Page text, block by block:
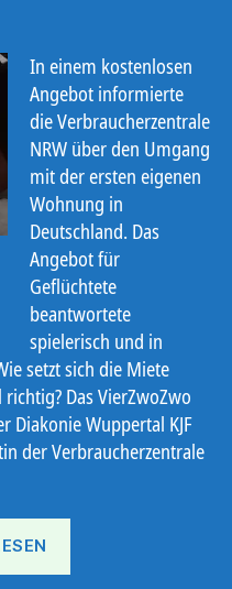
In einem kostenlosen
Angebot informierte
die Verbraucherzentrale
NRW über den Umgang
mit der ersten eigenen
Wohnung in
Deutschland. Das
Angebot für
Geflüchtete
beantwortete
spielerisch und in
setzt sich die Miete
Das VierZwoZwo
Diakonie Wuppertal KJF
der Verbraucherzentrale